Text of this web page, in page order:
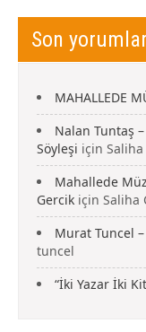
Son yorumlar
MAHALLEDE
Nalan Tuntaş –
Söyleşi için Saliha
Mahallede
Gercik için Saliha
Murat Tuncel
tuncel
“İki Yazar İki